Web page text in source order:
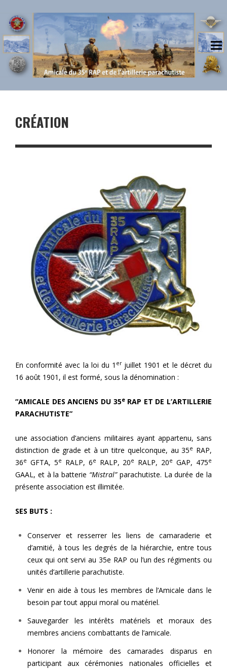
CRÉATION
En conformité avec la loi du 1 erjuillet 1901 et le décret du
16 août 1901, il est formé, sous la dénomination :
“AMICALE DES ANCIENS DU 35eRAP ET DE L’ARTILLERIE
PARACHUTISTE”
une association d’anciens militaires ayant appartenu, sans
distinction de grade et à un titre quelconque, au 35e RAP,
36e GFTA, 5e RALP, 6e RALP, 20e RALP, 20e GAP, 475e
GAAL, et à la batterie “Mistral”parachutiste. La durée de la
présente association est illimitée.
SES BUTS :
Conserver et resserrer les liens de camaraderie et
d’amitié, à tous les degrés de la hiérarchie, entre tous
ceux qui ont servi au 35e RAP ou l’un des régiments ou
unités d’artillerie parachutiste.
Venir en aide à tous les membres de l’Amicale dans le
besoin par tout appui moral ou matériel.
Sauvegarder les intérêts matériels et moraux des
membres anciens combattants de l’amicale.
Honorer la mémoire des camarades disparus en
participant aux cérémonies nationales officielles et